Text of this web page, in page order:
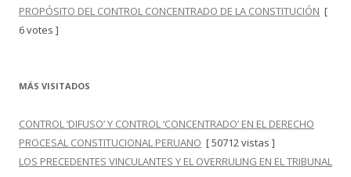
PROPÓSITO DEL CONTROL CONCENTRADO DE LA CONSTITUCIÓN [
6 votes ]
MÁS VISITADOS
CONTROL ‘DIFUSO’ Y CONTROL ‘CONCENTRADO’ EN EL DERECHO
PROCESAL CONSTITUCIONAL PERUANO [ 50712 vistas ]
LOS PRECEDENTES VINCULANTES Y EL OVERRULING EN EL TRIBUNAL